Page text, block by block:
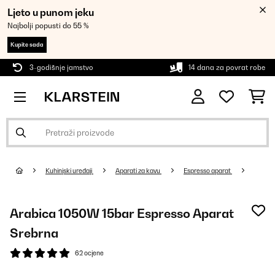
Ljeto u punom jeku
Najbolji popusti do 55 %
Kupite sada
3-godišnje jamstvo 14 dana za povrat robe
Kuhinjski uređaji Aparati za kavu Espresso aparat
Arabica 1050W 15bar Espresso Aparat
Srebrna
62 ocjene